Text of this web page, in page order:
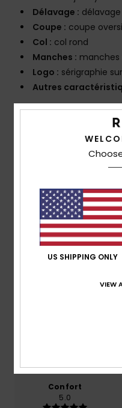
Délavage :
Coupe : coupe
Col : col rond
Manches : manches
Logo : sérigraphie
Autres
[Matière
Traçabilité du produit
Avis clients
Confort
5.0
US SHIPPING ONLY
VIEW